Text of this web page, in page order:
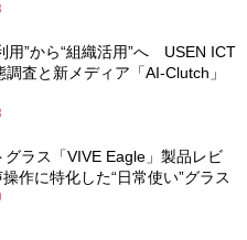
用”から“組織活用”へ USEN ICT
査と新メディア「AI-Clutch」
グラス「VIVE Eagle」製品レビ
作に特化した“日常使い”グラス